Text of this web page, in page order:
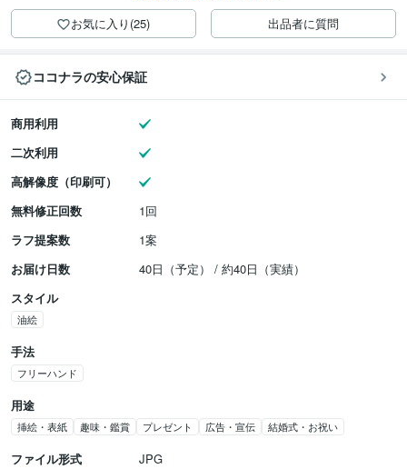
お気に入り(25) 出品者に質問
ココナラの安心保証
商用利用
二次利用
高解像度（印刷可）
無料修正回数
1回
ラフ提案数
1案
お届け日数
40日（予定） / 約40日（実績）
スタイル
油絵
手法
フリーハンド
用途
挿絵・表紙 趣味・鑑賞 プレゼント 広告・宣伝 結婚式・お祝い
ファイル形式 JPG